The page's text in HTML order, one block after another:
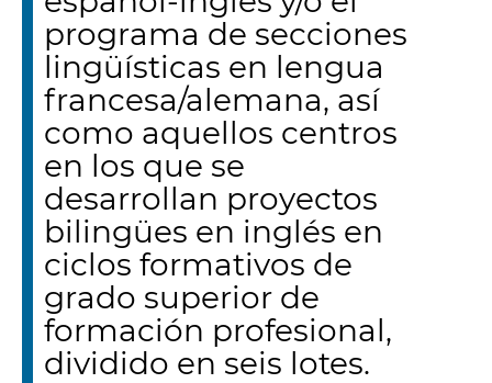
programa de secciones
lingüísticas en lengua
francesa/alemana, así
como aquellos centros
en los que se
desarrollan proyectos
bilingües en inglés en
ciclos formativos de
grado superior de
formación profesional,
dividido en seis lotes.